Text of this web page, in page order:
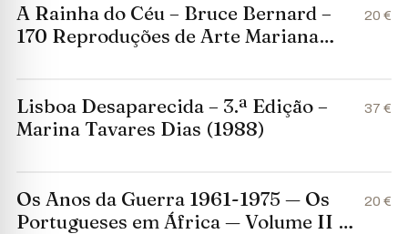
A Rainha do Céu – Bruce Bernard –
170 Reproduções de Arte Mariana
20 €
Lisboa Desaparecida – 3.ª Edição –
Marina Tavares Dias (1988)
37 €
Os Anos da Guerra 1961-1975 — Os
Portugueses em África — Volume II —
20 €